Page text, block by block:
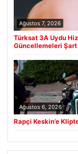
Ağustos 7, 2026
Türksat 3A Uydu
Güncellemeleri
Ağustos 6, 2026
Rapçi Keskin’e